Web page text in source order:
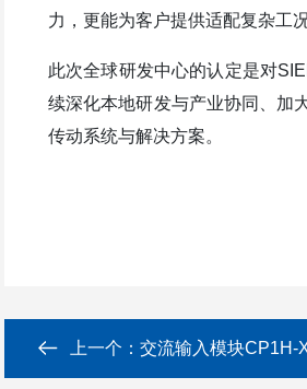
力，更能为客户提供适配复杂工
此次全球研发中心的认定是对
续深化本地研发与产业协同、加
传动系统与解决方案。
上一个： 交流输入模块CP1H-